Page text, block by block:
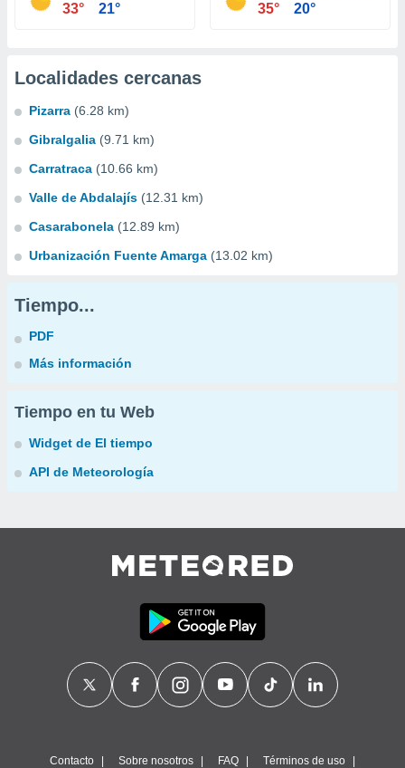
33° 21° 35° 20°
Localidades cercanas
Pizarra (6.28 km)
Gibralgalia (9.71 km)
Carratraca (10.66 km)
Valle de Abdalajís (12.31 km)
Casarabonela (12.89 km)
Urbanización Fuente Amarga (13.02 km)
Tiempo...
PDF
Más información
Tiempo en tu Web
Widget de El tiempo
API de Meteorología
Contacto Sobre nosotros FAQ Términos de uso